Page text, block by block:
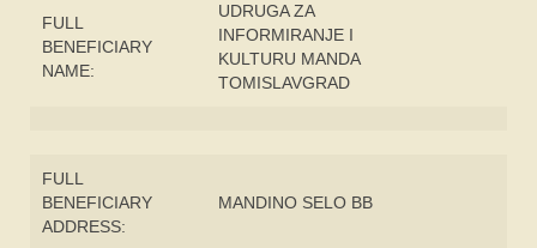
FULL
BENEFICIARY
NAME:
UDRUGA ZA
INFORMIRANJE I
KULTURU MANDA
TOMISLAVGRAD
FULL
BENEFICIARY
ADDRESS:
MANDINO SELO BB